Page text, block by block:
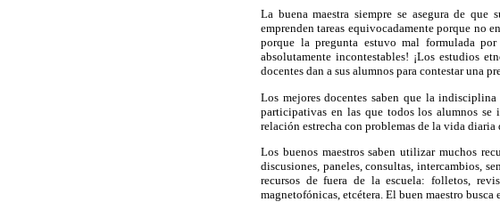
La buena maestra siempre se asegura de
emprenden tareas equivocadamente porque no
porque la pregunta estuvo mal formulada
absolutamente incontestables! ¡Los estudios
docentes dan a sus alumnos para contestar una
Los mejores docentes saben que la
participativas en las que todos los alumnos se
relación estrecha con problemas de la vida diaria
Los buenos maestros saben utilizar muchos
discusiones, paneles, consultas, intercambios,
recursos de fuera de la escuela: folletos,
magnetofónicas, etcétera. El buen maestro busca